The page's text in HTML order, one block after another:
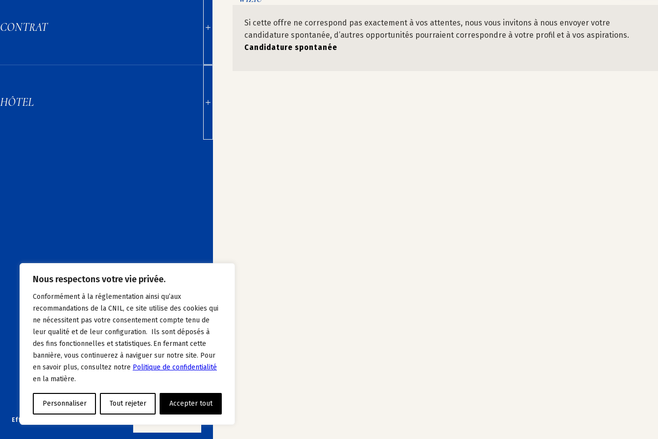
Nous respectons votre vie privée.
Conformément à la réglementation ainsi qu’aux
recommandations de la CNIL, ce site utilise des cookies qui
ne nécessitent pas votre consentement compte tenu de
leur qualité et de leur configuration. Ils sont déposés à
des fins fonctionnelles et statistiques. En fermant cette
bannière, vous continuerez à naviguer sur notre site. Pour
en savoir plus, consultez notre Politique de confidentialité
en la matière.
Personnaliser Tout rejeter Accepter tout
CONTRAT
HÔTEL
Effacer les filtres
Si cette offre ne correspond pas exactement à vos attentes, nous vous invitons à nous envoyer votre
candidature spontanée, d’autres opportunités pourraient correspondre à votre profil et à vos aspirations.
Candidature spontanée